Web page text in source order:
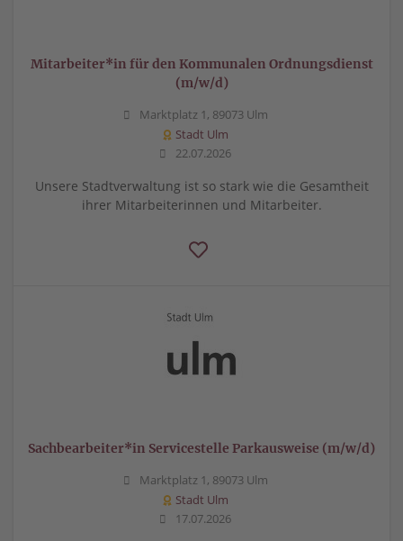
Mitarbeiter*in für den Kommunalen Ordnungsdienst
(m/w/d)
Marktplatz 1, 89073 Ulm
Stadt Ulm
22.07.2026
Unsere Stadtverwaltung ist so stark wie die Gesamtheit
ihrer Mitarbeiterinnen und Mitarbeiter.
Sachbearbeiter*in Servicestelle Parkausweise (m/w/d)
Marktplatz 1, 89073 Ulm
Stadt Ulm
17.07.2026